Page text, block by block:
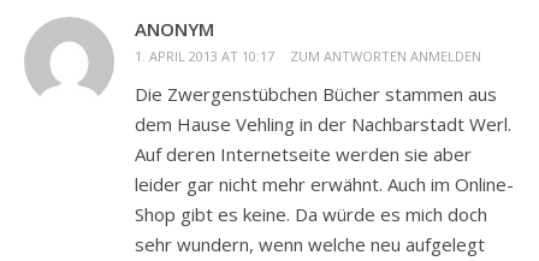
ANONYM
1. APRIL 2013 AT 10:17 ZUM ANTWORTEN ANMELDEN
Die Zwergenstübchen Bücher stammen aus
dem Hause Vehling in der Nachbarstadt Werl.
Auf deren Internetseite werden sie aber
leider gar nicht mehr erwähnt. Auch im Online-
Shop gibt es keine. Da würde es mich doch
sehr wundern, wenn welche neu aufgelegt